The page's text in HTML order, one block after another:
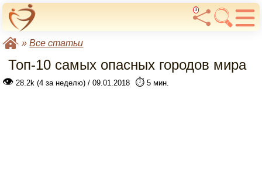
3
»Все статьи
Топ-10 самых опасных городов мира
👁 28.2k (4 за неделю) / 09.01.2018 ⏱️ 5 мин.